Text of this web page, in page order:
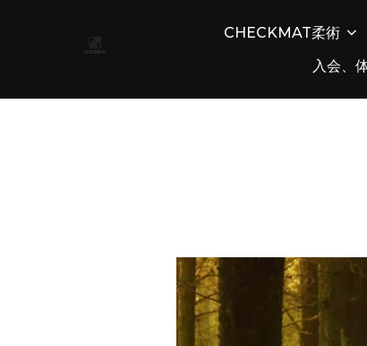
CHECKMAT柔術
入会、